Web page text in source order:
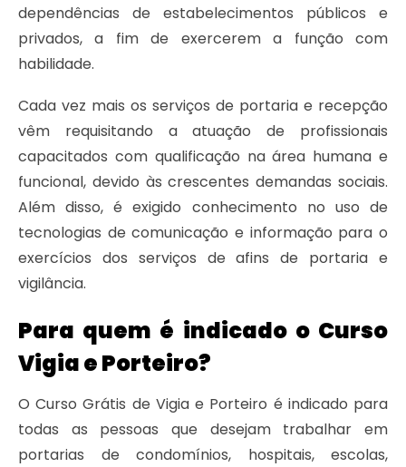
dependências de estabelecimentos públicos e
privados, a fim de exercerem a função com
habilidade.
Cada vez mais os serviços de portaria e recepção
vêm requisitando a atuação de profissionais
capacitados com qualificação na área humana e
funcional, devido às crescentes demandas sociais.
Além disso, é exigido conhecimento no uso de
tecnologias de comunicação e informação para o
exercícios dos serviços de afins de portaria e
vigilância.
Para quem é indicado o Curso
Vigia e Porteiro?
O Curso Grátis de Vigia e Porteiro é indicado para
todas as pessoas que desejam trabalhar em
portarias de condomínios, hospitais, escolas,